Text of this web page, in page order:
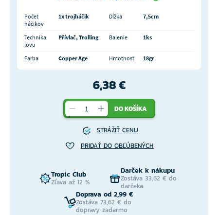
Počet
háčikov
1x trojháčik Dĺžka 7,5cm
Technika
lovu
Přívlač, Trolling Balenie 1ks
Farba Copper Age Hmotnosť 18gr
6,38 €
DO KOŠÍKA
STRÁŽIŤ CENU
PRIDAŤ DO OBĽÚBENÝCH
Tropic Club
Zľava až 12 %
Darček k nákupu
Zostáva 33,62 € do
darčeka
Doprava od 2,99 €
Zostáva 73,62 € do
dopravy zadarmo